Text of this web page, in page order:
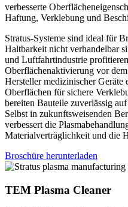
verbesserte
Haftung, Verklebung und
Stratus-Systeme sind ideal für
Haltbarkeit nicht verhandelbar
und Luftfahrtindustrie
Oberflächenaktivierung vor
Hersteller medizinischer Geräte
Oberflächen für sichere
bereiten Bauteile zuverlässig
Selbst in zukunftsweisenden
verbessert die
Materialverträglichkeit und die
Broschüre herunterladen
TEM Plasma Cleaner